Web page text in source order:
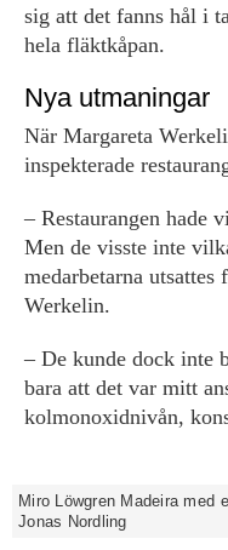
sig att det fanns hål i
hela fläktkåpan.
Nya utmaningar
När Margareta
inspekterade
– Restaurangen hade
Men de visste inte
medarbetarna
Werkelin.
– De kunde dock inte
bara att det var mitt
kolmonoxidnivån,
Miro Löwgren Madeira med
Jonas Nordling